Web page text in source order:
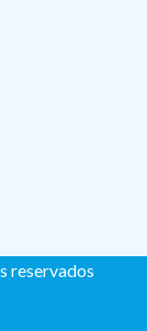
reservados